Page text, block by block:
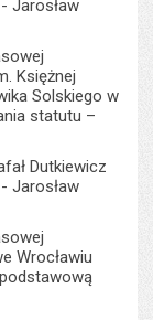
Jarosław
Księżnej
Solskiego w
statutu –
Dutkiewicz
Jarosław
Wrocławiu